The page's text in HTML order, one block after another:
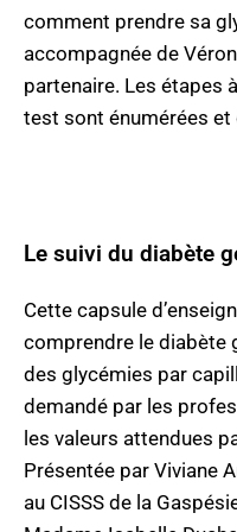
comment prendre sa
accompagnée de
partenaire. Les étapes
test sont énumérées et
Le suivi du diabète
Cette capsule
comprendre le diabète
des glycémies par
demandé par les
les valeurs attendues
Présentée par Viviane
au CISSS de la